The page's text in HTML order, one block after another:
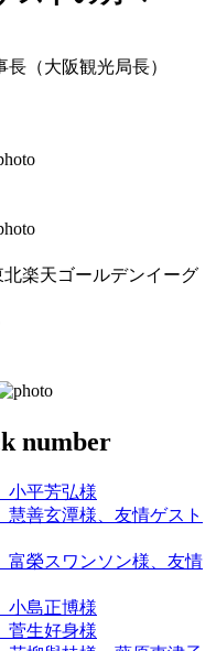
（大阪観光局長）
楽天ゴールデンイーグ
小平芳弘様
善玄潭様、友情ゲスト
榮スワンソン様、友情
小島正博様
菅生好身様